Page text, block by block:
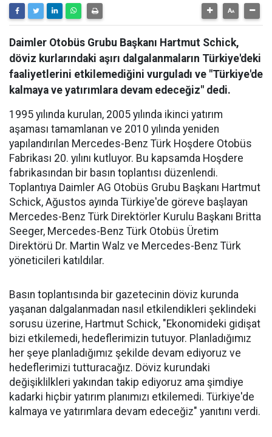
Daimler Otobüs Grubu Başkanı Hartmut Schick,
döviz kurlarındaki aşırı dalgalanmaların Türkiye'deki
faaliyetlerini etkilemediğini vurguladı ve "Türkiye'de
kalmaya ve yatırımlara devam edeceğiz" dedi.
1995 yılında kurulan, 2005 yılında ikinci yatırım
aşaması tamamlanan ve 2010 yılında yeniden
yapılandırılan Mercedes-Benz Türk Hoşdere Otobüs
Fabrikası 20. yılını kutluyor. Bu kapsamda Hoşdere
fabrikasından bir basın toplantısı düzenlendi.
Toplantıya Daimler AG Otobüs Grubu Başkanı Hartmut
Schick, Ağustos ayında Türkiye'de göreve başlayan
Mercedes-Benz Türk Direktörler Kurulu Başkanı Britta
Seeger, Mercedes-Benz Türk Otobüs Üretim
Direktörü Dr. Martin Walz ve Mercedes-Benz Türk
yöneticileri katıldılar.
Basın toplantısında bir gazetecinin döviz kurunda
yaşanan dalgalanmadan nasıl etkilendikleri şeklindeki
sorusu üzerine, Hartmut Schick, "Ekonomideki gidişat
bizi etkilemedi, hedeflerimizin tutuyor. Planladığımız
her şeye planladığımız şekilde devam ediyoruz ve
hedeflerimizi tutturacağız. Döviz kurundaki
değişiklilkleri yakından takip ediyoruz ama şimdiye
kadarki hiçbir yatırım planımızı etkilemedi. Türkiye'de
kalmaya ve yatırımlara devam edeceğiz" yanıtını verdi.